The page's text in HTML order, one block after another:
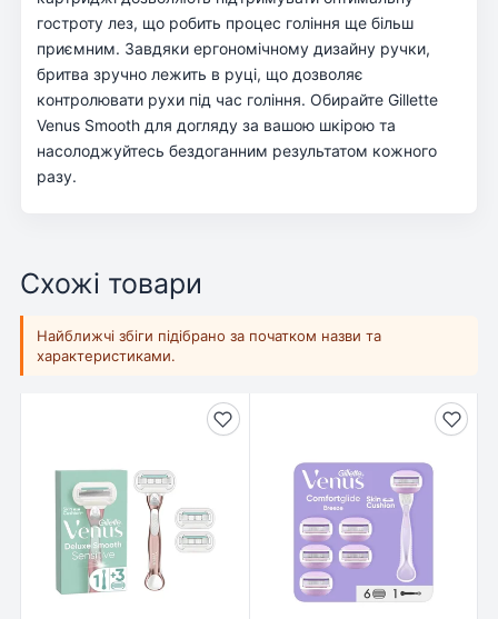
гостроту лез, що робить процес гоління ще більш
приємним. Завдяки ергономічному дизайну ручки,
бритва зручно лежить в руці, що дозволяє
контролювати рухи під час гоління. Обирайте Gillette
Venus Smooth для догляду за вашою шкірою та
насолоджуйтесь бездоганним результатом кожного
разу.
Схожі товари
Найближчі збіги підібрано за початком назви та
характеристиками.